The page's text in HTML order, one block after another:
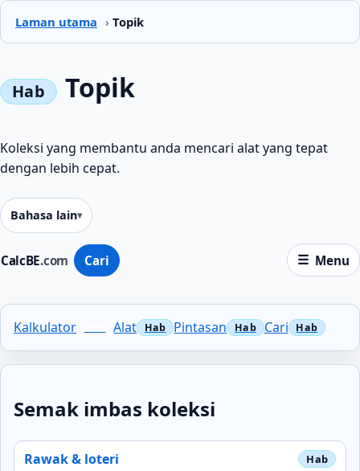
Laman utama › Topik
CalcBE.com Cari Menu
Topik
Koleksi yang membantu anda mencari alat yang tepat
dengan lebih cepat.
Bahasa lain
Kalkulator Alat Pintasan Cari
Semak imbas koleksi
Rawak & loteri